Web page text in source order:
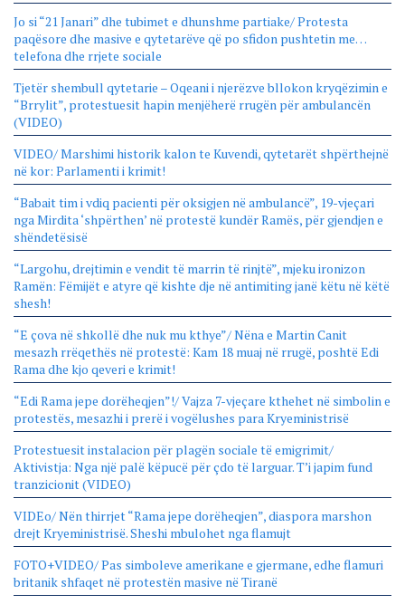
Jo si “21 Janari” dhe tubimet e dhunshme partiake/ Protesta
paqësore dhe masive e qytetarëve që po sfidon pushtetin me…
telefona dhe rrjete sociale
Tjetër shembull qytetarie – Oqeani i njerëzve bllokon kryqëzimin e
“Brrylit”, protestuesit hapin menjëherë rrugën për ambulancën
(VIDEO)
VIDEO/ Marshimi historik kalon te Kuvendi, qytetarët shpërthejnë
në kor: Parlamenti i krimit!
“Babait tim i vdiq pacienti për oksigjen në ambulancë”, 19-vjeçari
nga Mirdita ‘shpërthen’ në protestë kundër Ramës, për gjendjen e
shëndetësisë
“Largohu, drejtimin e vendit të marrin të rinjtë”, mjeku ironizon
Ramën: Fëmijët e atyre që kishte dje në antimiting janë këtu në këtë
shesh!
“E çova në shkollë dhe nuk mu kthye”/ Nëna e Martin Canit
mesazh rrëqethës në protestë: Kam 18 muaj në rrugë, poshtë Edi
Rama dhe kjo qeveri e krimit!
“Edi Rama jepe dorëheqjen”!/ Vajza 7-vjeçare kthehet në simbolin e
protestës, mesazhi i prerë i vogëlushes para Kryeministrisë
Protestuesit instalacion për plagën sociale të emigrimit/
Aktivistja: Nga një palë këpucë për çdo të larguar. T’i japim fund
tranzicionit (VIDEO)
VIDEo/ Nën thirrjet “Rama jepe dorëheqjen”, diaspora marshon
drejt Kryeministrisë. Sheshi mbulohet nga flamujt
FOTO+VIDEO/ Pas simboleve amerikane e gjermane, edhe flamuri
britanik shfaqet në protestën masive në Tiranë